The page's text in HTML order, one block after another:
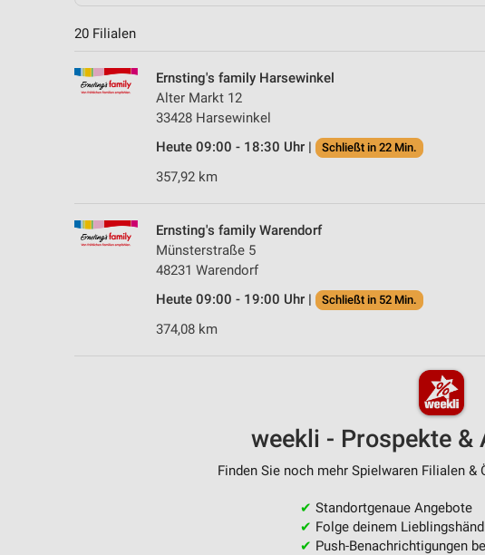
20 Filialen
Ernsting's family Harsewinkel
Alter Markt 12
33428 Harsewinkel
Heute 09:00 - 18:30 Uhr |
Schließt in 22 Min.
357,92 km
Ernsting's family Warendorf
Münsterstraße 5
48231 Warendorf
Heute 09:00 - 19:00 Uhr |
Schließt in 52 Min.
374,08 km
weekli - Prospekte &
Finden Sie noch mehr Spielwaren Filialen &
✔ Standortgenaue Angebote
✔ Folge deinem
✔ Push-Benachrichtigungen